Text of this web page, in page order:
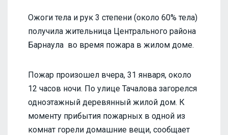
Ожоги тела и рук 3 степени (около 60% тела)
получила жительница Центрального района
Барнаула во время пожара в жилом доме.
Пожар произошел вчера, 31 января, около
12 часов ночи. По улице Тачалова загорелся
одноэтажный деревянный жилой дом. К
моменту прибытия пожарных в одной из
комнат горели домашние вещи, сообщает